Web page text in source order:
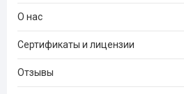
О нас
Сертификаты и лицензии
Отзывы